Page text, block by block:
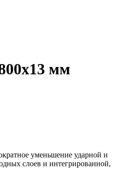
мм
уменьшение ударной и
слоев и интегрированной,